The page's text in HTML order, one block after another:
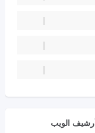
أرشيف الويب